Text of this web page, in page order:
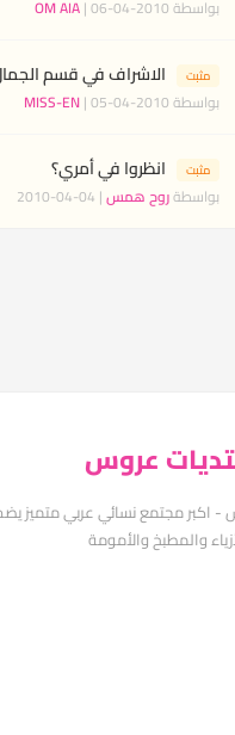
بواسطة OM AIA| 06-04-2010
مثبت الاشراف في قسم
بواسطة MISS-EN| 05-04-2010
مثبت انظروا في أمري؟
بواسطةروح همس| 04-04-2010
عروس
اكبر مجتمع نسائي عربي متميز
والمطبخ والأمومة